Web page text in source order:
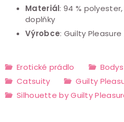
Materiál: 94 %
doplňky
Výrobce: Guilty
Erotické prádlo
Catsuity
Guilty
Silhouette by Guilty